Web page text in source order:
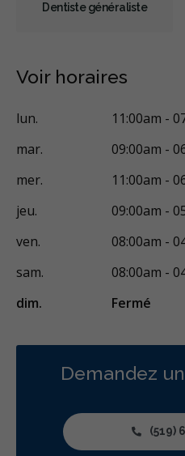
Nettoyages dentaires
Chirurgie endodontique
Reconstruction complète de la
Restaurations le jour-même
Anesthésie générale
Sédation
Sédation - protoxyde d'azote
Appareils dentaires
Soins
Services esthétiques
Parodontie
Hygiène
Dentiste généraliste
Voir horaires
lun.
11:00am -
mar.
09:00am -
mer.
11:00am -
jeu.
09:00am -
ven.
08:00am -
sam.
08:00am -
dim.
Fermé
Demandez
(519)